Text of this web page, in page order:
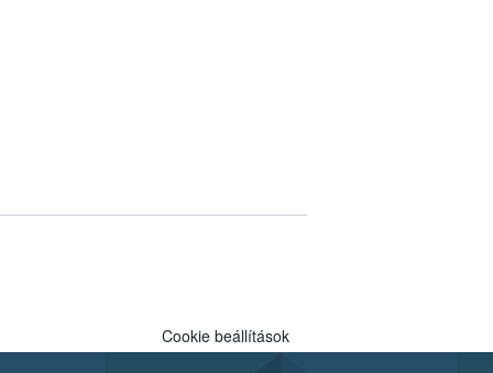
Cookie beállítások